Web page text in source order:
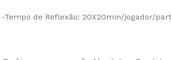
-Tempo de Reflexão: 20X20min/jogador/